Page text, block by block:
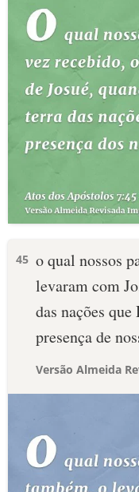
45 o qual nossos
levaram com
das nações
presença de
Versão Almeida